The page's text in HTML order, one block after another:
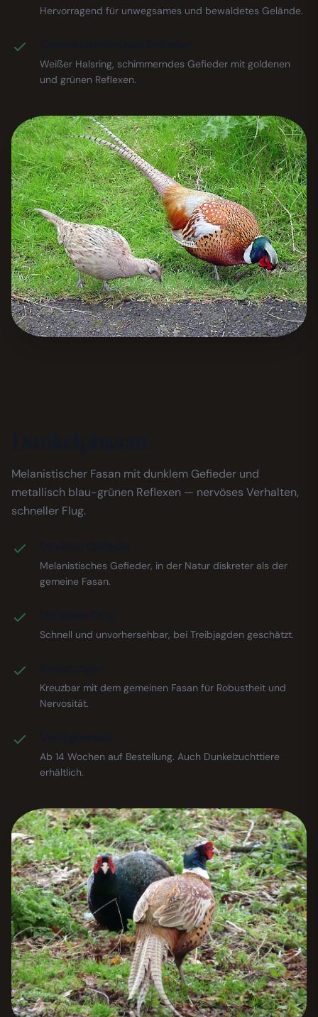
Hervorragend für unwegsames und bewaldetes Gelände.
Weißer Halsring, schimmerndes Gefieder mit goldenen
und grünen Reflexen.
Melanistischer Fasan mit dunklem Gefieder und
metallisch blau-grünen Reflexen — nervöses Verhalten,
schneller Flug.
Melanistisches Gefieder, in der Natur diskreter als der
gemeine Fasan.
Schnell und unvorhersehbar, bei Treibjagden geschätzt.
Kreuzbar mit dem gemeinen Fasan für Robustheit und
Nervosität.
Ab 14 Wochen auf Bestellung. Auch Dunkelzuchttiere
erhältlich.